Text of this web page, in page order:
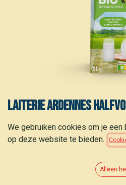
Laiterie Ardennes
1,40€ (1,40€ /L)
We gebruiken cookies om je
op deze website te bieden.
Alleen